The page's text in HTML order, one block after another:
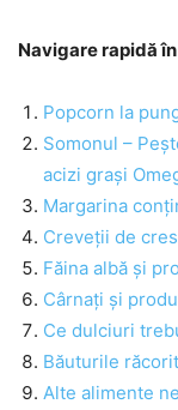
Navigare rapidă
Popcorn la
Somonul –
acizi grași
Margarina
Creveții de
Făina albă și
Cârnați și
Ce dulciuri
Băuturile
Alte alimente